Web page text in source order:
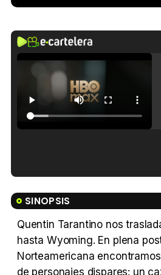
SINOPSIS
Quentin Tarantino nos
hasta Wyoming. En plena
Norteamericana
de personajes dispares: un